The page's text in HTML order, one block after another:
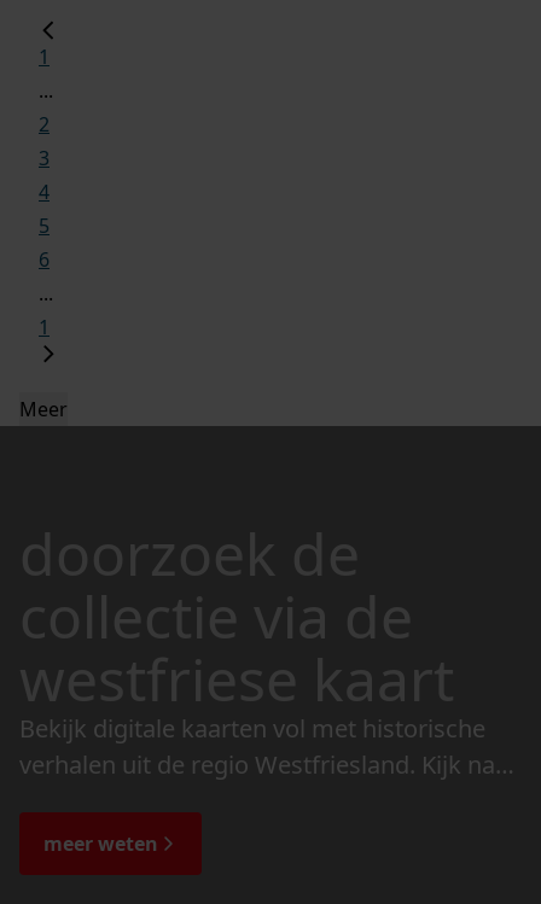
1
...
2
3
4
5
6
...
1
Meer
doorzoek de
collectie via de
westfriese kaart
Bekijk digitale kaarten vol met historische
verhalen uit de regio Westfriesland. Kijk naar
de bijzondere verhalen.
meer weten